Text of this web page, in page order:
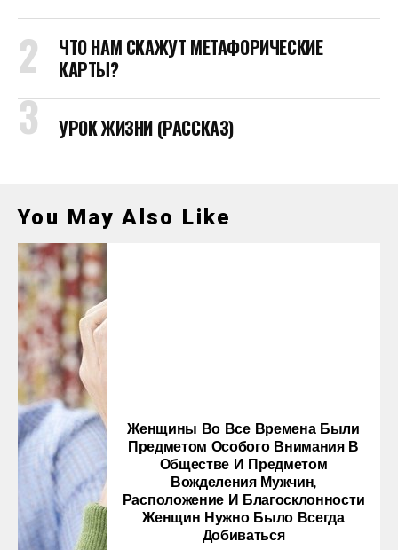
ЧТО НАМ СКАЖУТ МЕТАФОРИЧЕСКИЕ
КАРТЫ?
УРОК ЖИЗНИ (РАССКАЗ)
You May Also Like
Женщины Во Все Времена Были
Предметом Особого Внимания В
Обществе И Предметом
Вожделения Мужчин,
Расположение И Благосклонности
Женщин Нужно Было Всегда
Добиваться